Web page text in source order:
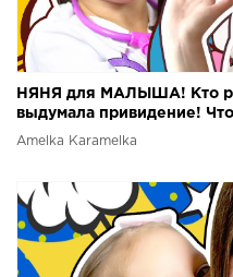
НЯНЯ для МАЛЫША! Кто
выдумала привидение!
Amelka Karamelka